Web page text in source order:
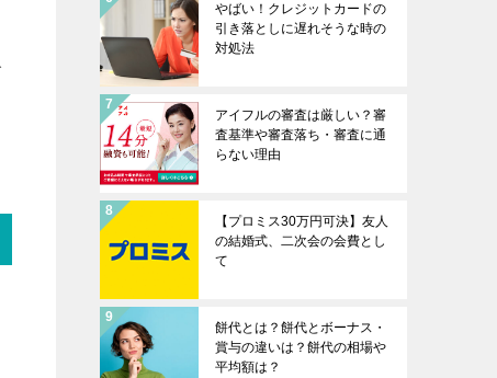
やばい！クレジットカードの
引き落としに遅れそうな時の
対処法
アイフルの審査は厳しい？審
査基準や審査落ち・審査に通
らない理由
【プロミス30万円可決】友人
の結婚式、二次会の会費とし
て
餅代とは？餅代とボーナス・
賞与の違いは？餅代の相場や
平均額は？